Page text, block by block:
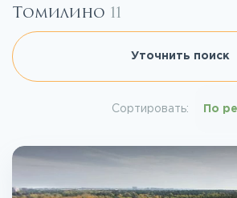
Томилино 11
Уточнить поиск
Сортировать: По